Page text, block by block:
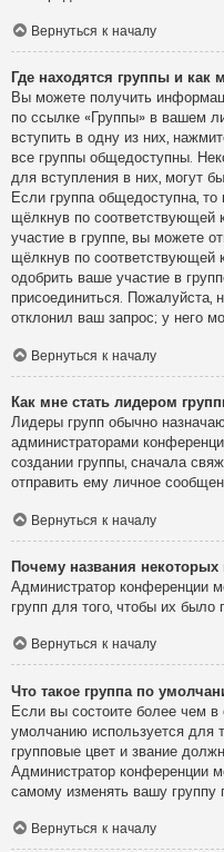
Вернуться к началу
Где находятся группы и как
Вы можете получить
по ссылке «Группы» в вашем
вступить в одну из них,
все группы общедоступны.
для вступления в них, могут
Если группа общедоступна,
щёлкнув по соответствующей
участие в группе, вы можете
щёлкнув по соответствующей
одобрить ваше участие в
присоединиться. Пожалуйста,
отклонил ваш запрос; у него
Вернуться к началу
Как мне стать лидером
Лидеры групп обычно
администраторами
создании группы, сначала
отправить ему личное
Вернуться к началу
Почему названия
Администратор конференции
групп для того, чтобы их было
Вернуться к началу
Что такое группа по
Если вы состоите более чем в
умолчанию используется для
групповые цвет и звание
Администратор конференции
самому изменять вашу
Вернуться к началу